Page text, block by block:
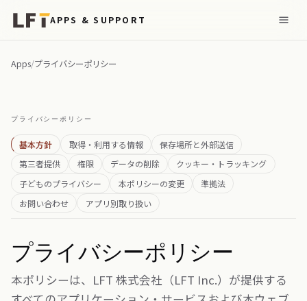
APPS & SUPPORT
Apps/プライバシーポリシー
プライバシーポリシー
基本方針 取得・利用する情報
保存場所と外部送信
第三者提供
権限 データの削除
クッキー・トラッキング
子どものプライバシー
本ポリシーの変更
準拠法
お問い合わせ
アプリ別取り扱い
プライバシーポリシー
本ポリシーは、LFT 株式会社（LFT Inc.）が提供する